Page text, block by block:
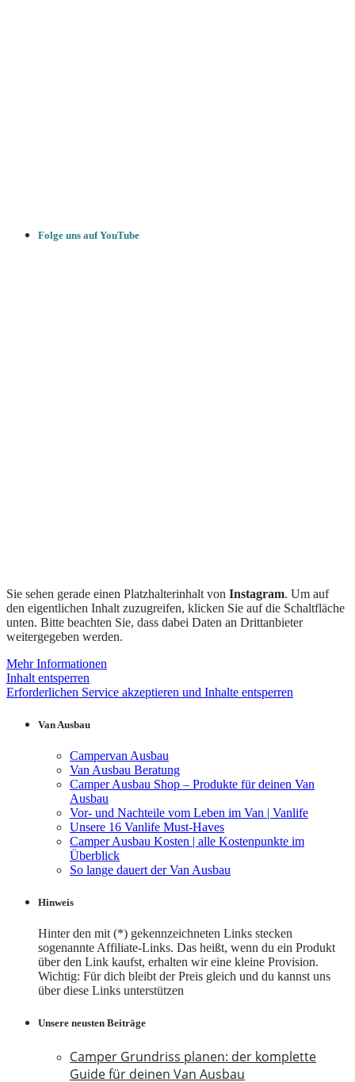
Folge uns auf YouTube
Sie sehen gerade einen Platzhalterinhalt von Instagram. Um auf
den eigentlichen Inhalt zuzugreifen, klicken Sie auf die Schaltfläche
unten. Bitte beachten Sie, dass dabei Daten an Drittanbieter
weitergegeben werden.
Mehr Informationen
Inhalt entsperren
Erforderlichen Service akzeptieren und Inhalte entsperren
Van Ausbau
Campervan Ausbau
Van Ausbau Beratung
Camper Ausbau Shop – Produkte für deinen Van
Ausbau
Vor- und Nachteile vom Leben im Van | Vanlife
Unsere 16 Vanlife Must-Haves
Camper Ausbau Kosten | alle Kostenpunkte im
Überblick
So lange dauert der Van Ausbau
Hinweis
Hinter den mit (*) gekennzeichneten Links stecken
sogenannte Affiliate-Links. Das heißt, wenn du ein Produkt
über den Link kaufst, erhalten wir eine kleine Provision.
Wichtig: Für dich bleibt der Preis gleich und du kannst uns
über diese Links unterstützen
Unsere neusten Beiträge
Camper Grundriss planen: der komplette
Guide für deinen Van Ausbau